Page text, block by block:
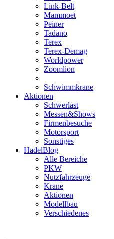
Link-Belt
Mammoet
Peiner
Tadano
Terex
Terex-Demag
Worldpower
Zoomlion
Schwimmkrane
Aktionen
Schwerlast
Messen&Shows
Firmenbesuche
Motorsport
Sonstiges
HadelBlog
Alle Bereiche
PKW
Nutzfahrzeuge
Krane
Aktionen
Modellbau
Verschiedenes